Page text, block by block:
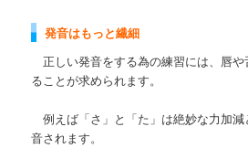
発音はもっと繊細
正しい発音をする為の練習には、唇
ることが求められます。
例えば「さ」と「た」は絶妙な力加
音されます。